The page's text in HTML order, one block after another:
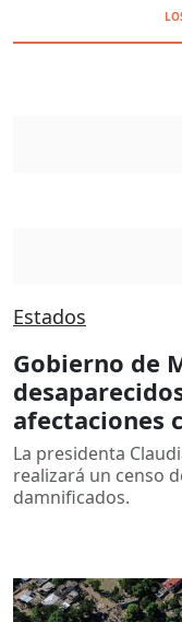
Estados
Gobierno de
afectaciones
La presidenta
realizará un censo
damnificados.